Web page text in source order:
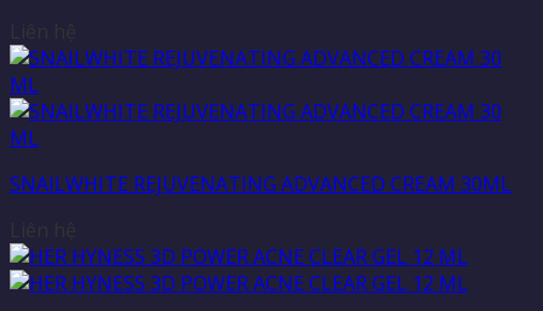
SNAILWHITE REJUVENATING ADVANCED CREAM 30ML